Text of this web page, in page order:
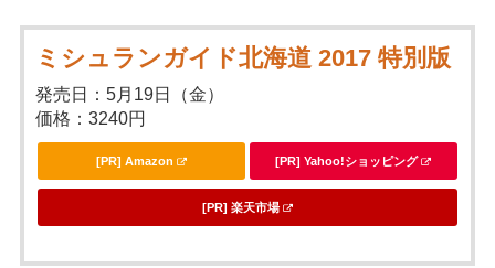
ミシュランガイド北海道 2017 特別版
発売日：5月19日（金）
価格：3240円
[PR] Amazon [PR] Yahoo!ショッピング
[PR] 楽天市場